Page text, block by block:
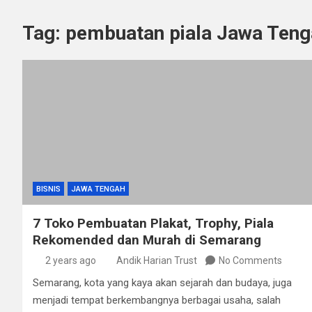
Tag: pembuatan piala Jawa
BISNIS JAWA TENGAH
7 Toko Pembuatan Plakat, Trophy, Piala
Rekomended dan Murah di Semarang
2 years ago Andik Harian Trust No Comments
Semarang, kota yang kaya akan sejarah dan budaya, juga
menjadi tempat berkembangnya berbagai usaha, salah